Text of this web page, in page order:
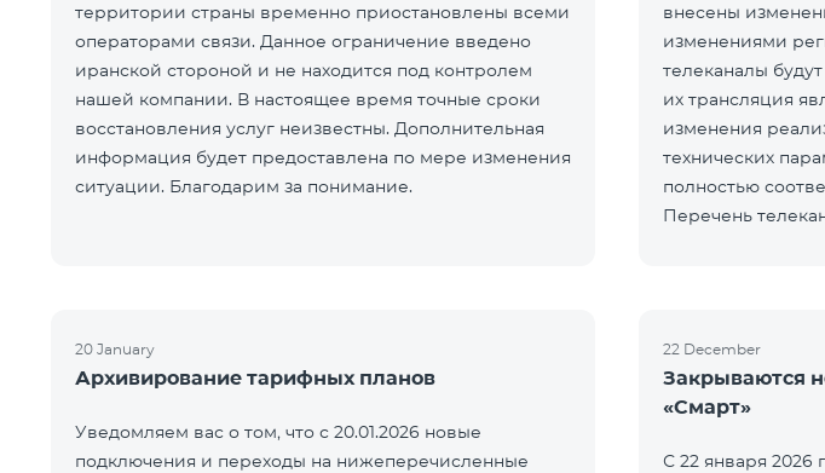
территории страны временно приостановлены всеми
операторами связи. Данное ограничение введено
иранской стороной и не находится под контролем
нашей компании. В настоящее время точные сроки
восстановления услуг неизвестны. Дополнительная
информация будет предоставлена по мере изменения
ситуации. Благодарим за понимание.
внесены
изменениями
телеканалы
их трансляция
изменения
технических
полностью
Перечень
20 January
Архивирование тарифных планов
Уведомляем вас о том, что с 20.01.2026 новые
подключения и переходы на нижеперечисленные
22 December
Закрываются
«Смарт»
С 22 января 2026